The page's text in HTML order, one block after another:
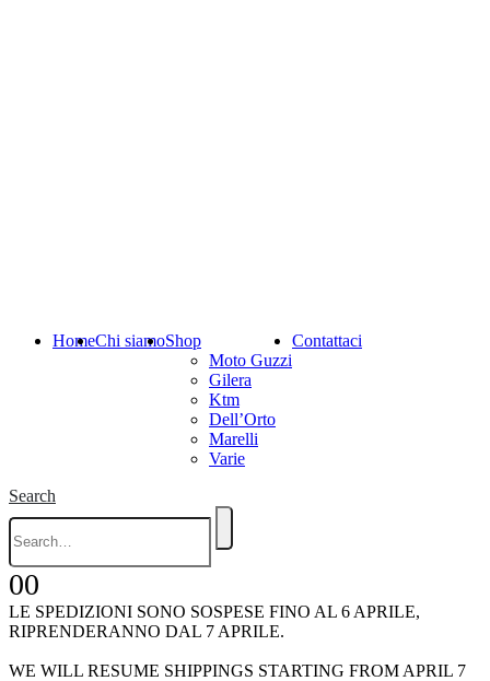
HomeChi siamoShop
Moto Guzzi
Gilera
Ktm
Dell’Orto
Marelli
Varie
Contattaci
Search
00
LE SPEDIZIONI SONO SOSPESE FINO AL 6 APRILE,
RIPRENDERANNO DAL 7 APRILE.
WE WILL RESUME SHIPPINGS STARTING FROM APRIL 7